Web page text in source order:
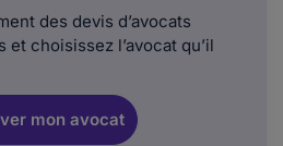
des devis d’avocats
et choisissez l’avocat qu’il
mon avocat